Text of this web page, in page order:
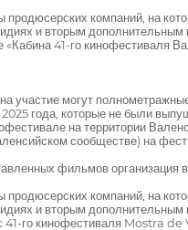
компаний, на
и вторым дополнительным
«Кабина 41-го
на участие могут
2025 года, которые не были
на территории
сообществе) на
фильмов организация
компаний, на
и вторым дополнительным
41-го кинофестиваля Mostra